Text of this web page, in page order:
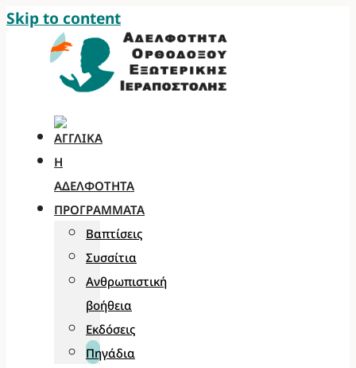
Skip to content
Η
ΑΔΕΛΦΌΤΗΤΑ
ΠΡΟΓΡΆΜΜΑΤΑ
Βαπτίσεις
Συσσίτια
Ανθρωπιστική
βοήθεια
Εκδόσεις
Πηγάδια